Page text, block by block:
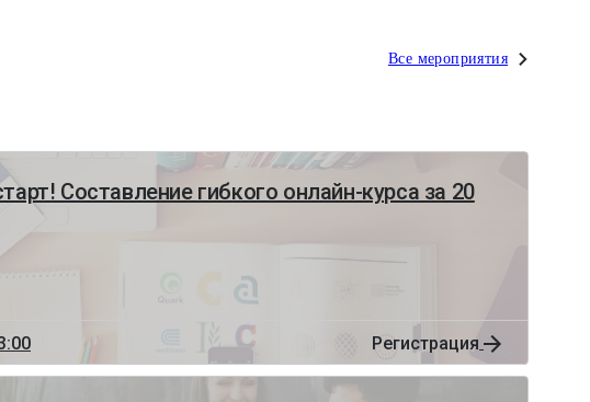
Все мероприятия
Составление гибкого онлайн-курса за 20
Регистрация